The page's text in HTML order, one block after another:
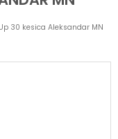
30 kesica Aleksandar MN